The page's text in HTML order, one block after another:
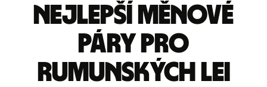
Nejlepší měnové
páry pro
rumunských lei